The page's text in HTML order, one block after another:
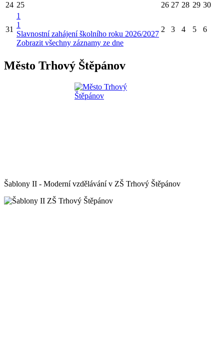
24 25 26 27 28 29 30
31
1
1
Slavnostní zahájení školního roku 2026/2027
Zobrazit všechny záznamy ze dne
2 3 4 5 6
Město Trhový Štěpánov
Šablony II - Moderní vzdělávání v ZŠ Trhový Štěpánov